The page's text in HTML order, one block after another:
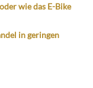
wie das E-Bike
in geringen